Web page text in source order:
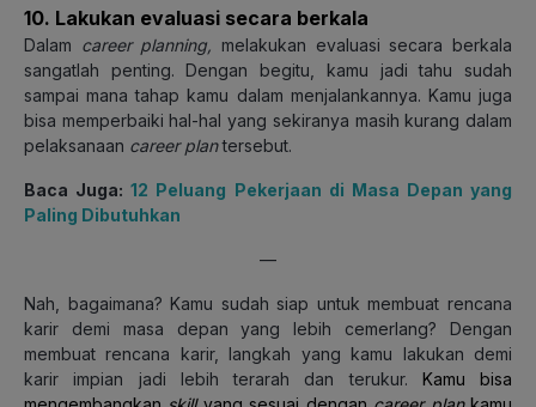
10. Lakukan evaluasi secara berkala
Dalam career planning, melakukan evaluasi secara berkala
sangatlah penting. Dengan begitu, kamu jadi tahu sudah
sampai mana tahap kamu dalam menjalankannya. Kamu juga
bisa memperbaiki hal-hal yang sekiranya masih kurang dalam
pelaksanaan career plantersebut.
Baca Juga:12 Peluang Pekerjaan di Masa Depan yang
Paling Dibutuhkan
—
Nah, bagaimana? Kamu sudah siap untuk membuat rencana
karir demi masa depan yang lebih cemerlang? Dengan
membuat rencana karir, langkah yang kamu lakukan demi
karir impian jadi lebih terarah dan terukur. Kamu bisa